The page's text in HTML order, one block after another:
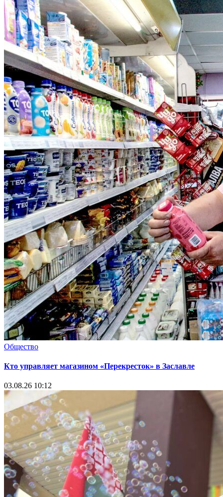
Общество
Кто управляет магазином «Перекресток» в Заславле
03.08.26 10:12